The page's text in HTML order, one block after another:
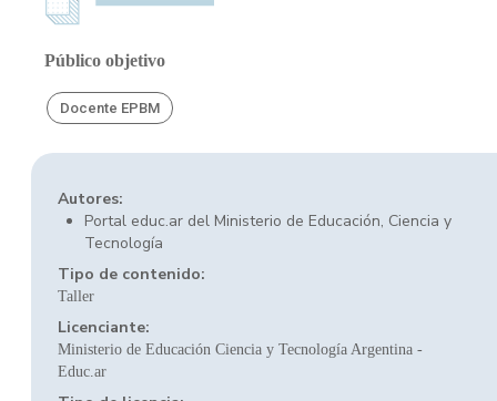
Público objetivo
Docente EPBM
Autores:
Portal educ.ar del Ministerio de Educación, Ciencia y
Tecnología
Tipo de contenido:
Taller
Licenciante:
Ministerio de Educación Ciencia y Tecnología Argentina -
Educ.ar